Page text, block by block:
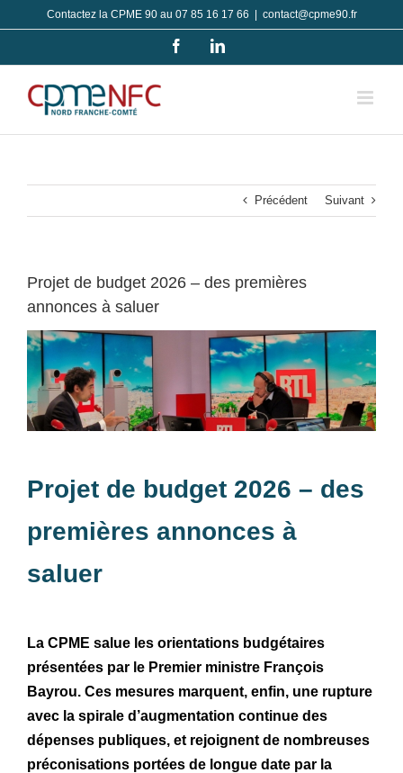
au
Contactez la CPME 90 au 07 85 16 17 66 contact@cpme90.fr
FacebookLinkedIn
Précédent Suivant
Projet de budget 2026 – des premières
annonces à saluer
Projet de budget 2026 – des
premières annonces à
saluer
La CPME salue les orientations budgétaires
présentées par le Premier ministre François
Bayrou. Ces mesures marquent, enfin, une rupture
avec la spirale d’augmentation continue des
dépenses publiques, et rejoignent de nombreuses
préconisations portées de longue date par la